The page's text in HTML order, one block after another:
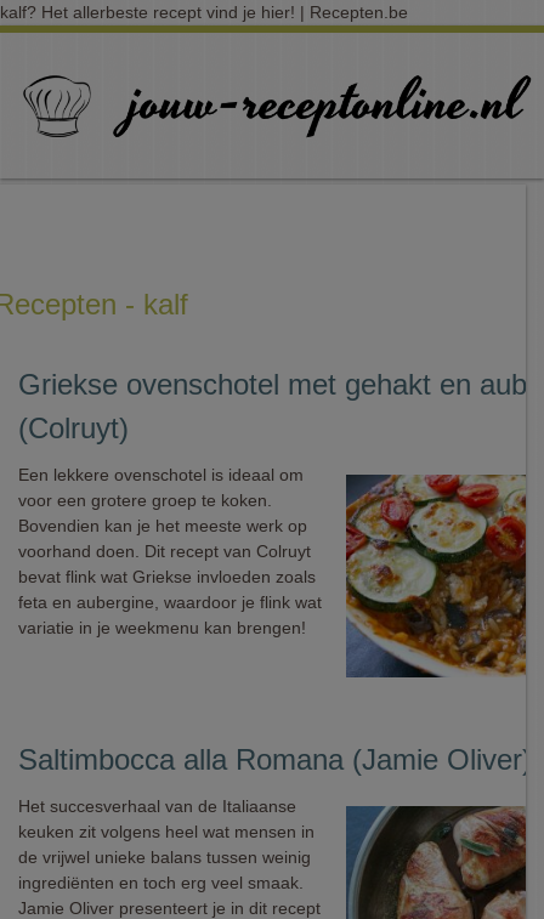
kalf? Het allerbeste recept vind je hier! | Recepten.be
- kalf
Griekse ovenschotel met gehakt en
(Colruyt)
Een lekkere ovenschotel is ideaal om
voor een grotere groep te koken.
Bovendien kan je het meeste werk op
voorhand doen. Dit recept van Colruyt
bevat flink wat Griekse invloeden zoals
feta en aubergine, waardoor je flink wat
variatie in je weekmenu kan brengen!
Saltimbocca alla Romana (Jamie Oliver)
Het succesverhaal van de Italiaanse
keuken zit volgens heel wat mensen in
de vrijwel unieke balans tussen weinig
ingrediënten en toch erg veel smaak.
Jamie Oliver presenteert je in dit recept